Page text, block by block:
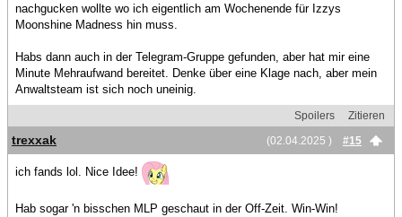
nachgucken wollte wo ich eigentlich am Wochenende für Izzys
Moonshine Madness hin muss.
Habs dann auch in der Telegram-Gruppe gefunden, aber hat mir eine
Minute Mehraufwand bereitet. Denke über eine Klage nach, aber mein
Anwaltsteam ist sich noch uneinig.
Spoilers
Zitieren
(02.04.2025 )
#15
trexxak
ich fands lol. Nice Idee!
Hab sogar 'n bisschen MLP geschaut in der Off-Zeit. Win-Win!